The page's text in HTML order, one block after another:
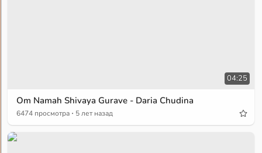
04:25
Om Namah Shivaya Gurave - Daria Chudina
6474 просмотра · 5 лет назад